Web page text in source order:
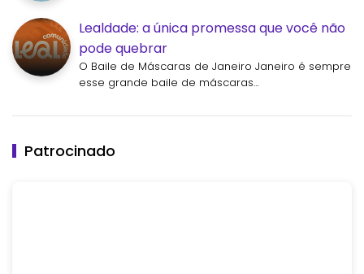
Lealdade: a única promessa que você não
pode quebrar
O Baile de Máscaras de Janeiro Janeiro é sempre
esse grande baile de máscaras…
Patrocinado